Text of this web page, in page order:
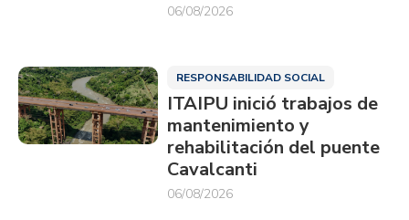
06/08/2026
RESPONSABILIDAD SOCIAL
ITAIPU inició trabajos de
mantenimiento y
rehabilitación del puente
Cavalcanti
06/08/2026